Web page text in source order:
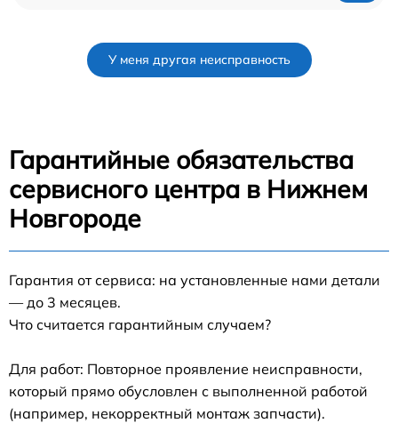
У меня другая неисправность
Гарантийные обязательства
сервисного центра в Нижнем
Новгороде
Гарантия от сервиса: на установленные нами детали
— до 3 месяцев.
Что считается гарантийным случаем?
Для работ: Повторное проявление неисправности,
который прямо обусловлен с выполненной работой
(например, некорректный монтаж запчасти).